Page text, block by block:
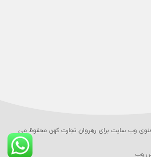
وب‌ سایت برای رهروان تجارت کهن محفوظ می‌
وب